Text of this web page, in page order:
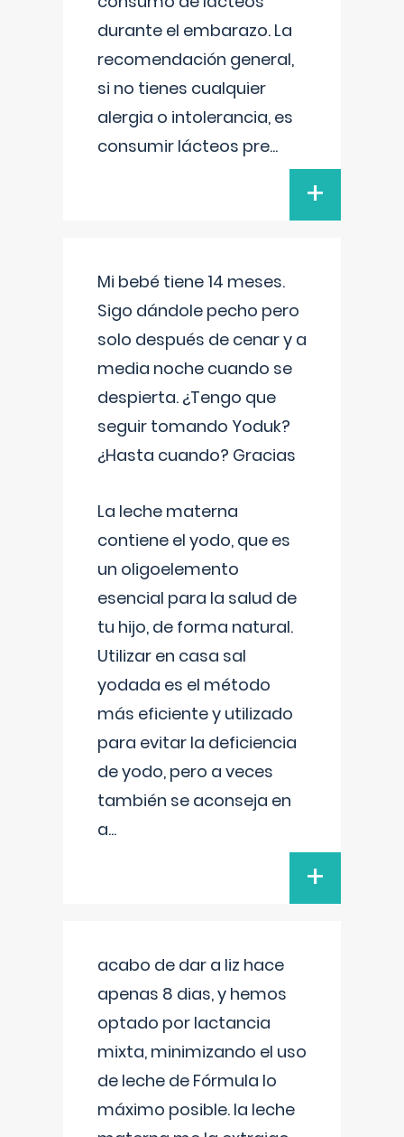
durante el embarazo. La
recomendación general,
si no tienes cualquier
alergia o intolerancia, es
consumir lácteos pre...
+
Mi bebé tiene 14 meses.
Sigo dándole pecho pero
solo después de cenar y a
media noche cuando se
despierta. ¿Tengo que
seguir tomando Yoduk?
¿Hasta cuando? Gracias
La leche materna
contiene el yodo, que es
un oligoelemento
esencial para la salud de
tu hijo, de forma natural.
Utilizar en casa sal
yodada es el método
más eficiente y utilizado
para evitar la deficiencia
de yodo, pero a veces
también se aconseja en
a...
+
acabo de dar a liz hace
apenas 8 dias, y hemos
optado por lactancia
mixta, minimizando el uso
de leche de Fórmula lo
máximo posible. la leche